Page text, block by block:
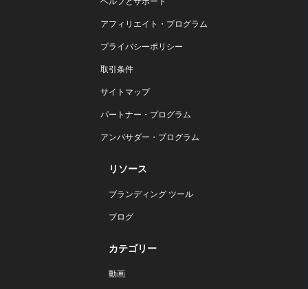
アフィリエイト・プログラム
プライバシーポリシー
取引条件
サイトマップ
パートナー・プログラム
アンバサダー・プログラム
リソース
ブランディング ツール
ブログ
カテゴリー
動画